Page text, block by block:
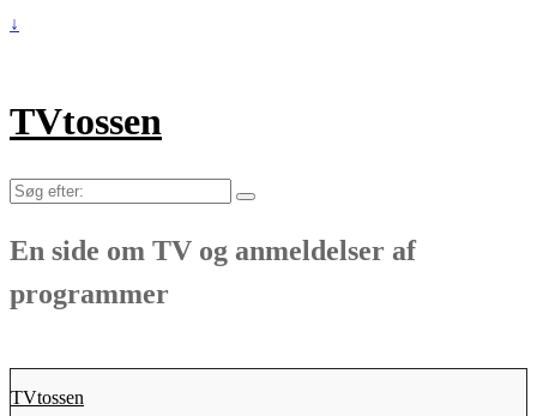
↓
TVtossen
Søg
En side om TV og anmeldelser af
programmer
TVtossen